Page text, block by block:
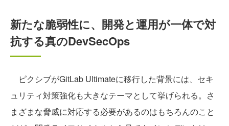
新たな脆弱性に、開発と運用が一体で対
抗する真のDevSecOps
ピクシブがGitLab Ultimateに移行した背景には、セキ
ュリティ対策強化も大きなテーマとして挙げられる。さ
まざまな脅威に対応する必要があるのはもちろんのこと